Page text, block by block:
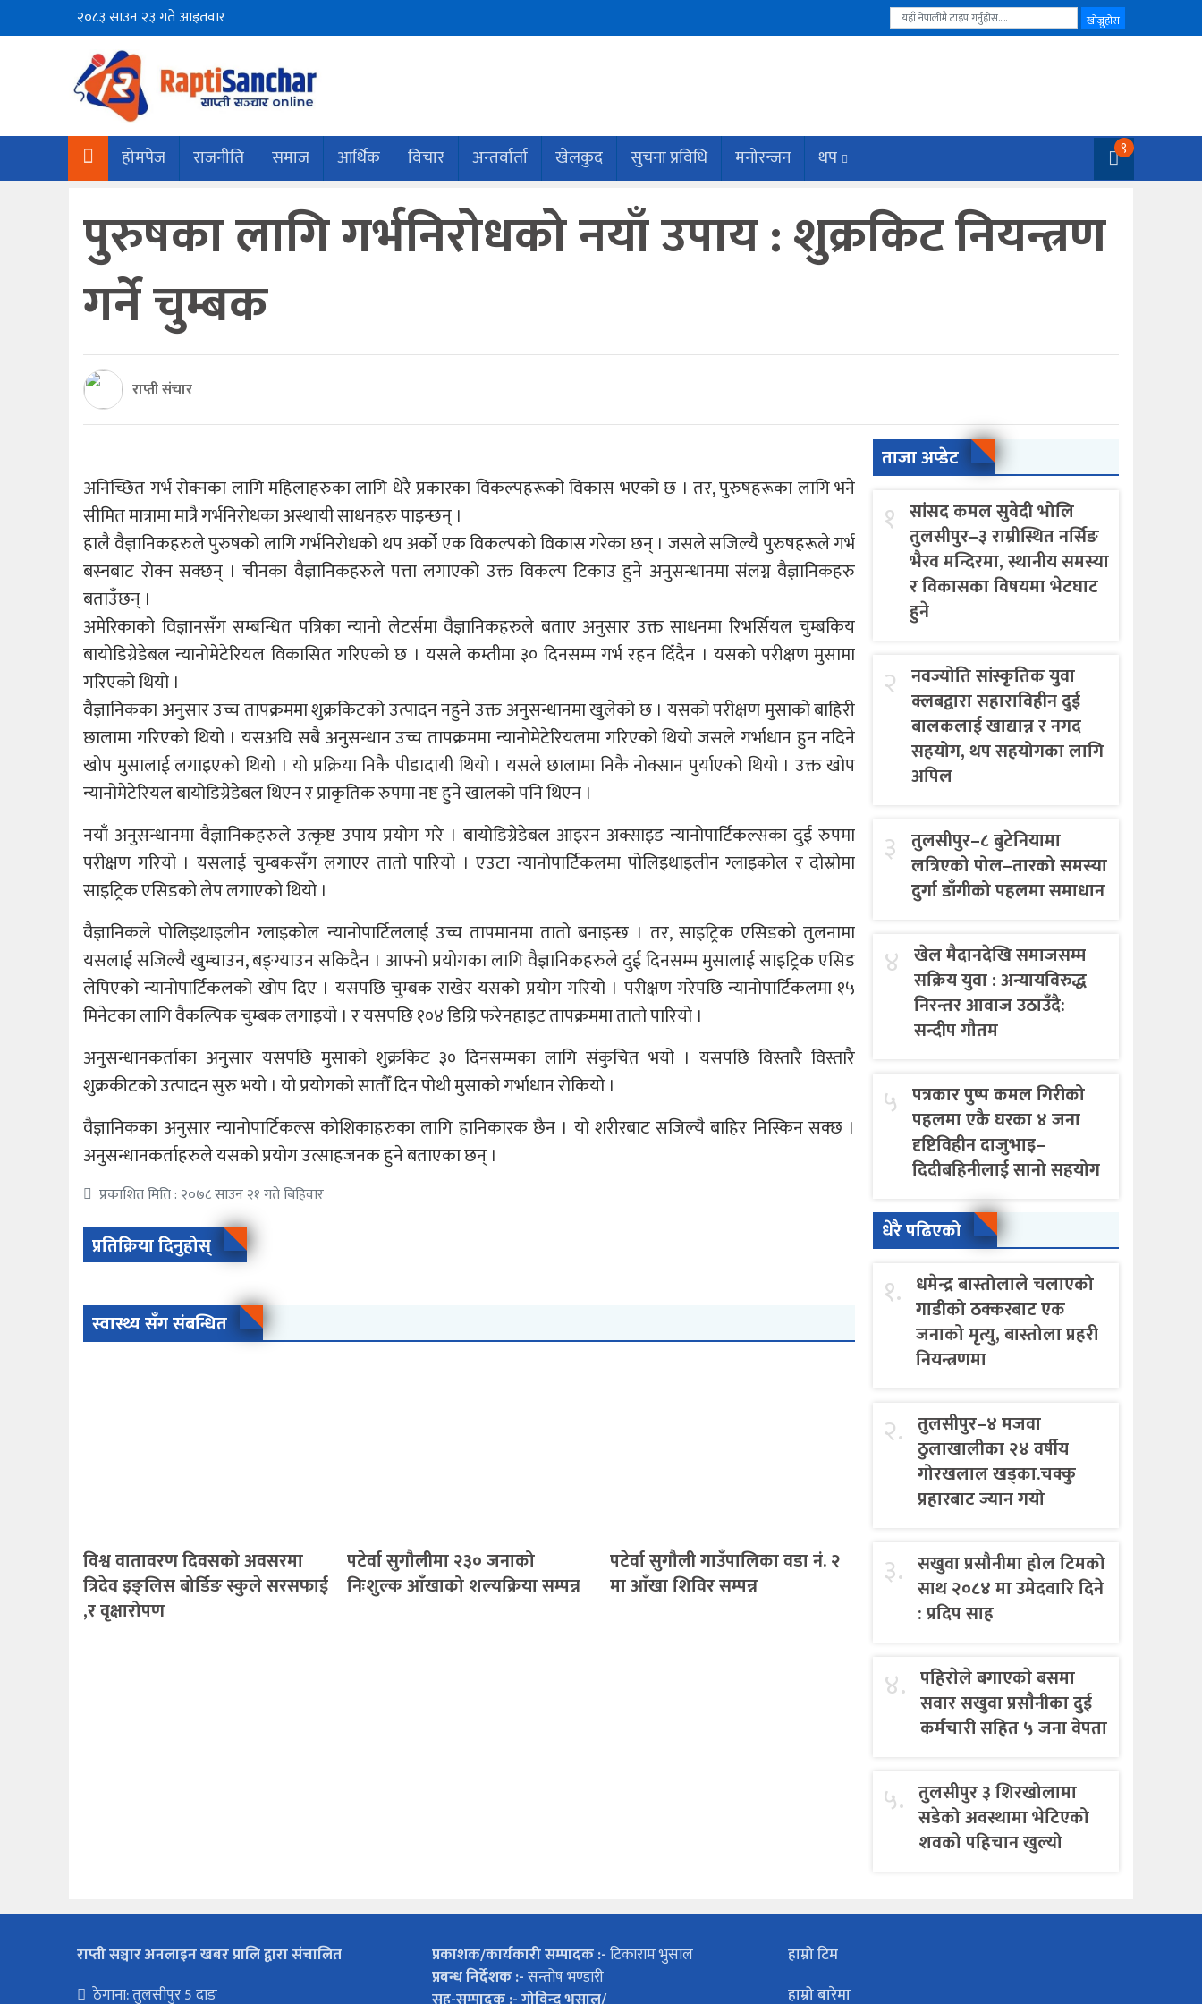
२०८३ साउन २३ गते आइतवार
होमपेज राजनीति समाज आर्थिक विचार अन्तर्वार्ता खेलकुद सुचना प्रविधि मनोरन्जन थप ९
पुरुषका लागि गर्भनिरोधको नयाँ उपाय : शुक्रकिट नियन्त्रण
गर्ने चुम्बक
राप्ती संचार
अनिच्छित गर्भ रोक्नका लागि महिलाहरुका लागि धेरै प्रकारका विकल्पहरूको विकास भएको छ । तर, पुरुषहरूका लागि भने
सीमित मात्रामा मात्रै गर्भनिरोधका अस्थायी साधनहरु पाइन्छन् ।
हालै वैज्ञानिकहरुले पुरुषको लागि गर्भनिरोधको थप अर्को एक विकल्पको विकास गरेका छन् । जसले सजिल्यै पुरुषहरूले गर्भ
बस्नबाट रोक्न सक्छन् । चीनका वैज्ञानिकहरुले पत्ता लगाएको उक्त विकल्प टिकाउ हुने अनुसन्धानमा संलग्न वैज्ञानिकहरु
बताउँछन् ।
अमेरिकाको विज्ञानसँग सम्बन्धित पत्रिका न्यानो लेटर्समा वैज्ञानिकहरुले बताए अनुसार उक्त साधनमा रिभर्सियल चुम्बकिय
बायोडिग्रेडेबल न्यानोमेटेरियल विकासित गरिएको छ । यसले कम्तीमा ३० दिनसम्म गर्भ रहन दिँदैन । यसको परीक्षण मुसामा
गरिएको थियो ।
वैज्ञानिकका अनुसार उच्च तापक्रममा शुक्रकिटको उत्पादन नहुने उक्त अनुसन्धानमा खुलेको छ । यसको परीक्षण मुसाको बाहिरी
छालामा गरिएको थियो । यसअघि सबै अनुसन्धान उच्च तापक्रममा न्यानोमेटेरियलमा गरिएको थियो जसले गर्भाधान हुन नदिने
खोप मुसालाई लगाइएको थियो । यो प्रक्रिया निकै पीडादायी थियो । यसले छालामा निकै नोक्सान पुर्याएको थियो । उक्त खोप
न्यानोमेटेरियल बायोडिग्रेडेबल थिएन र प्राकृतिक रुपमा नष्ट हुने खालको पनि थिएन ।
नयाँ अनुसन्धानमा वैज्ञानिकहरुले उत्कृष्ट उपाय प्रयोग गरे । बायोडिग्रेडेबल आइरन अक्साइड न्यानोपार्टिकल्सका दुई रुपमा
परीक्षण गरियो । यसलाई चुम्बकसँग लगाएर तातो पारियो । एउटा न्यानोपार्टिकलमा पोलिइथाइलीन ग्लाइकोल र दोस्रोमा
साइट्रिक एसिडको लेप लगाएको थियो ।
वैज्ञानिकले पोलिइथाइलीन ग्लाइकोल न्यानोपार्टिललाई उच्च तापमानमा तातो बनाइन्छ । तर, साइट्रिक एसिडको तुलनामा
यसलाई सजिल्यै खुम्चाउन, बङ्ग्याउन सकिदैन । आफ्नो प्रयोगका लागि वैज्ञानिकहरुले दुई दिनसम्म मुसालाई साइट्रिक एसिड
लेपिएको न्यानोपार्टिकलको खोप दिए । यसपछि चुम्बक राखेर यसको प्रयोग गरियो । परीक्षण गरेपछि न्यानोपार्टिकलमा १५
मिनेटका लागि वैकल्पिक चुम्बक लगाइयो । र यसपछि १०४ डिग्रि फरेनहाइट तापक्रममा तातो पारियो ।
अनुसन्धानकर्ताका अनुसार यसपछि मुसाको शुक्रकिट ३० दिनसम्मका लागि संकुचित भयो । यसपछि विस्तारै विस्तारै
शुक्रकीटको उत्पादन सुरु भयो । यो प्रयोगको सातौँ दिन पोथी मुसाको गर्भाधान रोकियो ।
वैज्ञानिकका अनुसार न्यानोपार्टिकल्स कोशिकाहरुका लागि हानिकारक छैन । यो शरीरबाट सजिल्यै बाहिर निस्किन सक्छ ।
अनुसन्धानकर्ताहरुले यसको प्रयोग उत्साहजनक हुने बताएका छन् ।
प्रकाशित मिति : २०७८ साउन २१ गते बिहिवार
प्रतिक्रिया दिनुहोस्
स्वास्थ्य सँग संबन्धित
विश्व वातावरण दिवसको अवसरमा
त्रिदेव इङ्लिस बोर्डिङ स्कुले सरसफाई
,र वृक्षारोपण
पटेर्वा सुगौलीमा २३० जनाको
निःशुल्क आँखाको शल्यक्रिया सम्पन्न
पटेर्वा सुगौली गाउँपालिका वडा नं. २
मा आँखा शिविर सम्पन्न
ताजा अप्डेट
१ सांसद कमल सुवेदी भोलि
तुलसीपुर–३ राम्रीस्थित नर्सिङ
भैरव मन्दिरमा, स्थानीय समस्या
र विकासका विषयमा भेटघाट
हुने
२ नवज्योति सांस्कृतिक युवा
क्लबद्वारा सहाराविहीन दुई
बालकलाई खाद्यान्न र नगद
सहयोग, थप सहयोगका लागि
अपिल
३ तुलसीपुर–८ बुटेनियामा
लत्रिएको पोल–तारको समस्या
दुर्गा डाँगीको पहलमा समाधान
४ खेल मैदानदेखि समाजसम्म
सक्रिय युवा : अन्यायविरुद्ध
निरन्तर आवाज उठाउँदै:
सन्दीप गौतम
५ पत्रकार पुष्प कमल गिरीको
पहलमा एकै घरका ४ जना
दृष्टिविहीन दाजुभाइ–
दिदीबहिनीलाई सानो सहयोग
धेरै पढिएको
१. धमेन्द्र बास्तोलाले चलाएको
गाडीको ठक्करबाट एक
जनाको मृत्यु, बास्तोला प्रहरी
नियन्त्रणमा
२. तुलसीपुर–४ मजवा
ठुलाखालीका २४ वर्षीय
गोरखलाल खड्का.चक्कु
प्रहारबाट ज्यान गयो
३. सखुवा प्रसौनीमा होल टिमको
साथ २०८४ मा उमेदवारि दिने
: प्रदिप साह
४. पहिराेले बगाएकाे बसमा
सवार सखुवा प्रसाैनीका दुई
कर्मचारी सहित ५ जना वेपता
५. तुलसीपुर ३ शिरखोलामा
सडेको अवस्थामा भेटिएको
शवको पहिचान खुल्यो
राप्ती सञ्चार अनलाइन खबर प्रालि द्वारा संचालित
ठेगाना: तुलसीपुर 5 दाङ
प्रकाशक/कार्यकारी सम्पादक :-टिकाराम भुसाल
प्रबन्ध निर्देशक :-सन्तोष भण्डारी
हाम्रो टिम
हाम्रो बारेमा